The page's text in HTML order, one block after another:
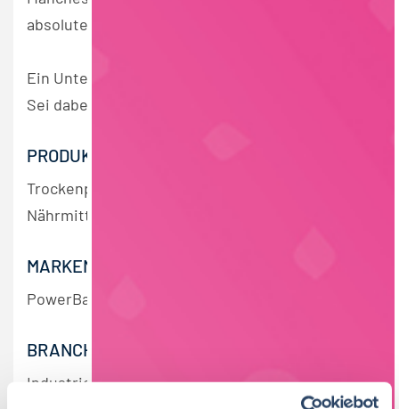
absoluten Qualitätsanspruch zu gewährleisten.
Ein Unternehmen voller Möglichkeiten –
Sei dabei.
PRODUKTGRUPPE
Trockenprodukte / Grundnahrungsmittel /
Nährmittel
MARKEN/DIENSTLEISTUNG
PowerBar, Premier Protein, Dymatize
BRANCHE
Industrie